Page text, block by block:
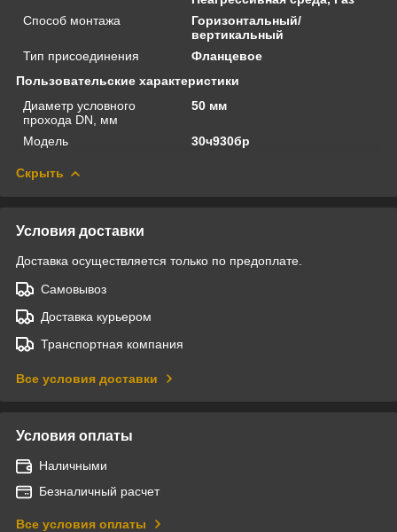
Способ монтажа
Горизонтальный/
вертикальный
Тип присоединения
Фланцевое
Пользовательские характеристики
Диаметр условного
прохода DN, мм
50 мм
Модель 30ч930бр
Скрыть
Условия доставки
Доставка осуществляется только по предоплате.
Самовывоз
Доставка курьером
Транспортная компания
Все условия доставки
Условия оплаты
Наличными
Безналичный расчет
Все условия оплаты